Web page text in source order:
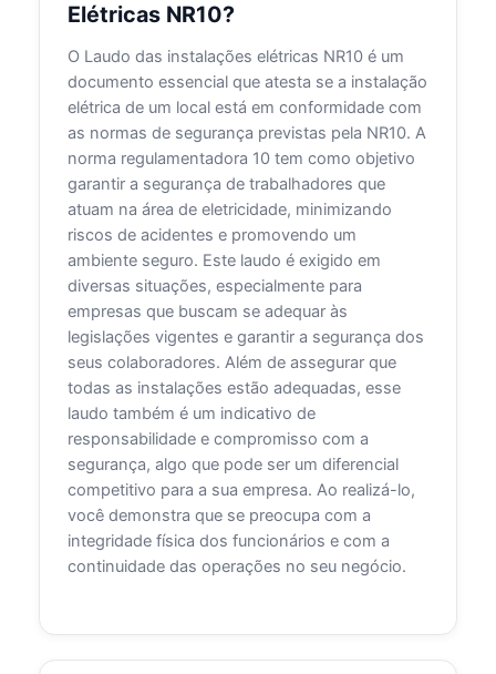
Elétricas NR10?
O Laudo das instalações elétricas NR10 é um
documento essencial que atesta se a instalação
elétrica de um local está em conformidade com
as normas de segurança previstas pela NR10. A
norma regulamentadora 10 tem como objetivo
garantir a segurança de trabalhadores que
atuam na área de eletricidade, minimizando
riscos de acidentes e promovendo um
ambiente seguro. Este laudo é exigido em
diversas situações, especialmente para
empresas que buscam se adequar às
legislações vigentes e garantir a segurança dos
seus colaboradores. Além de assegurar que
todas as instalações estão adequadas, esse
laudo também é um indicativo de
responsabilidade e compromisso com a
segurança, algo que pode ser um diferencial
competitivo para a sua empresa. Ao realizá-lo,
você demonstra que se preocupa com a
integridade física dos funcionários e com a
continuidade das operações no seu negócio.